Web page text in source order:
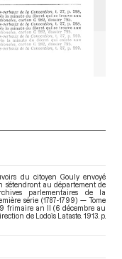
du citoyen Gouly envoyé
s’étendront au département de
parlementaires de la
série (1787-1799) — Tome
frimaire an II (6 décembre au
de Lodoïs Lataste. 1913. p.